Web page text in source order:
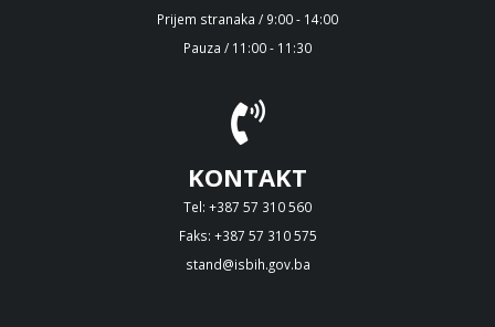
Prijem stranaka / 9:00 - 14:00
Pauza / 11:00 - 11:30
KONTAKT
Tel: +387 57 310 560
Faks: +387 57 310 575
stand@isbih.gov.ba